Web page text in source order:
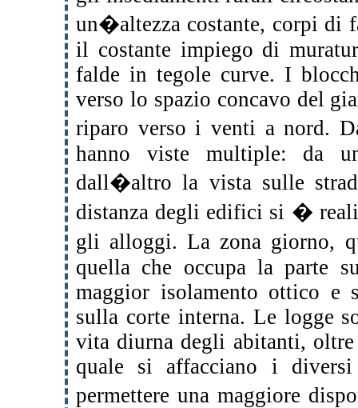
un�altezza costante, corpi di
il costante impiego di
falde in tegole curve. I
verso lo spazio concavo del
riparo verso i venti a nord.
hanno viste multiple: da
dall�altro la vista sulle
distanza degli edifici si �
gli alloggi. La zona giorno,
quella che occupa la parte
maggior isolamento ottico e
sulla corte interna. Le logge
vita diurna degli abitanti,
quale si affacciano i
permettere una maggiore